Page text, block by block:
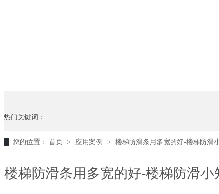
热门关键词：
您的位置： 首页 > 应用案例 > 楼梯防滑条用多宽的好-楼梯防滑
楼梯防滑条用多宽的好-楼梯防滑